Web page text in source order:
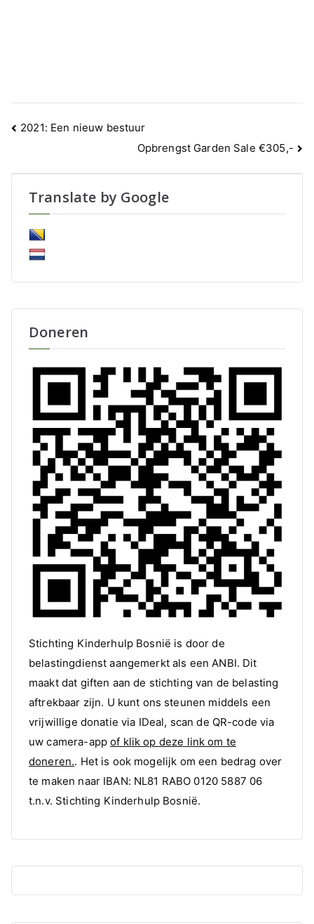
Bericht
2021: Een nieuw bestuur
Opbrengst Garden Sale €305,-
Translate by Google
Doneren
Stichting Kinderhulp Bosnië is door de
belastingdienst aangemerkt als een ANBI. Dit
maakt dat giften aan de stichting van de belasting
aftrekbaar zijn. U kunt ons steunen middels een
vrijwillige donatie via IDeal, scan de QR-code via
uw camera-appof klik op deze link om te
doneren.. Het is ook mogelijk om een bedrag over
te maken naar IBAN: NL81 RABO 0120 5887 06
t.n.v. Stichting Kinderhulp Bosnië.